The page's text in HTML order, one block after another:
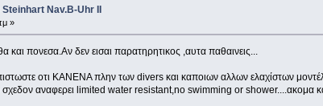
Nav.B-Uhr II
»
και πονεσα.Αν δεν εισαι παρατηρητικος ,αυτα παθαινεις...
οτι ΚΑΝΕΝΑ πλην των divers και καποιων αλλων ελαχίστων
σχεδον αναφερει limited water resistant,no swimming or shower....ακομα